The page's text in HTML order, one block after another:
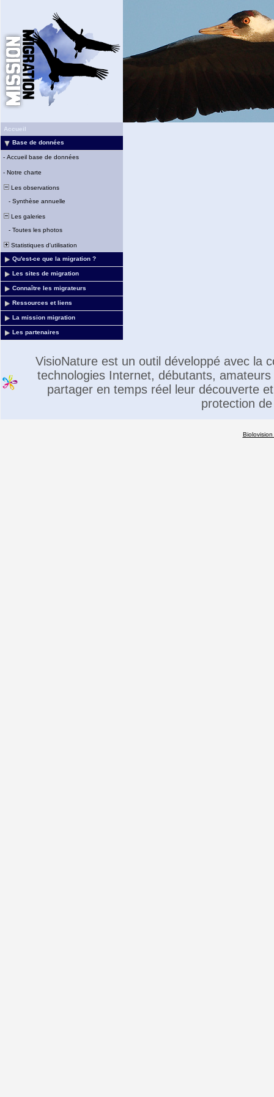
Accueil
Base de données
- Accueil base de données
- Notre charte
Les observations
- Synthèse annuelle
Les galeries
- Toutes les photos
Statistiques d'utilisation
Qu'est-ce que la migration ?
Les sites de migration
Connaître les migrateurs
Ressources et liens
La mission migration
Les partenaires
VisioNature est un outil développé avec la
technologies Internet, débutants,
partager en temps réel leur découverte
protection
Biolovision